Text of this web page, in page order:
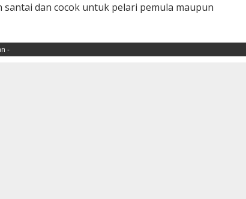
dan cocok untuk pelari pemula maupun
-